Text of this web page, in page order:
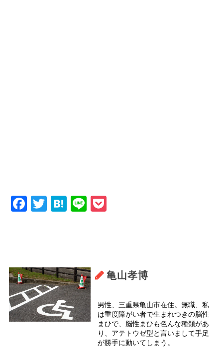
Facebook
Twitter
Hatena
Line
亀山孝博
男性、三重県亀山市在住。無職、私
は重度障がい者で生まれつきの脳性
まひで、脳性まひも色んな種類があ
り、アテトウゼ型と言いまして手足
が勝手に動いてしまう。